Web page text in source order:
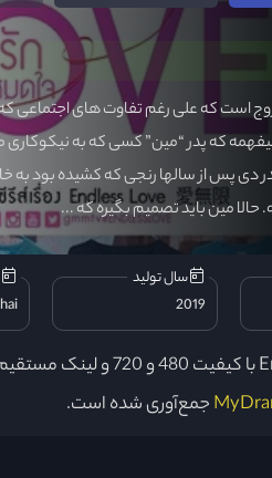
است که علی رغم تفاوت های اجتماعی که
که پدر “مین” کسی که به
پس از سالها رنجی که کشیده بود به
مین باید تصمیم بگیره که ...
سال تولید
2019
جمع‌آوری شده است.